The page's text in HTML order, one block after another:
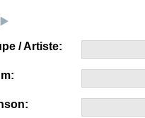
/ Artiste: